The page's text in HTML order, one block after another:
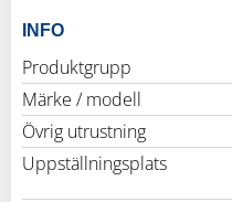
INFO
Produktgrupp
Märke / modell
Övrig utrustning
Uppställningsplats